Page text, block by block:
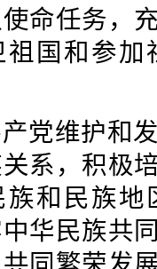
命任务，
祖国和参
党维护和
系，积极
族和民族地
华民族共